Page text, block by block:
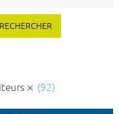
RECHERCHER
(92)